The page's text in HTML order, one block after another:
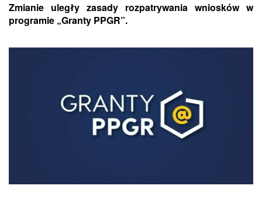
Zmianie uległy zasady rozpatrywania wniosków w
programie „Granty PPGR”.